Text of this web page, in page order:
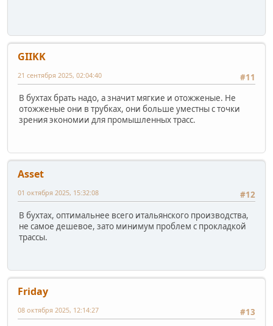
GIIKK
#11
21 сентября 2025, 02:04:40
В бухтах брать надо, а значит мягкие и отожженые. Не
отожженые они в трубках, они больше уместны с точки
зрения экономии для промышленных трасс.
Asset
#12
01 октября 2025, 15:32:08
В бухтах, оптимальнее всего итальянского производства,
не самое дешевое, зато минимум проблем с прокладкой
трассы.
Friday
#13
08 октября 2025, 12:14:27